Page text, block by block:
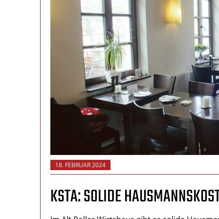
18. FEBRUAR 2024
KSTA: SOLIDE